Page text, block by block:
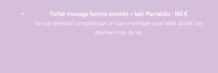
Forfait massage femme enceinte + bain Mamatoto : 140 €
Un soin prénatal complété par un bain enveloppé pour bébé durant son
premier mois de vie.